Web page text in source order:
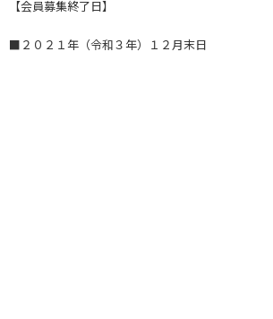
【会員募集終了日】
■２０２１年（令和３年）１２月末日